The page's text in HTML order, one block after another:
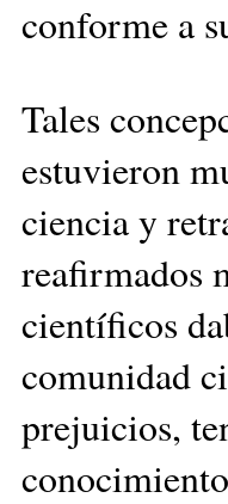
conforme a
Tales
estuvieron
ciencia y
reafirmados
científicos
comunidad
prejuicios,